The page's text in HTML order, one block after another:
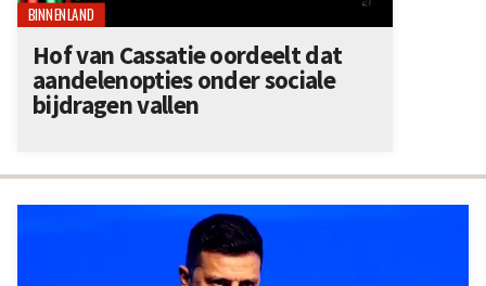
BINNENLAND
Hof van Cassatie oordeelt dat
aandelenopties onder sociale
bijdragen vallen